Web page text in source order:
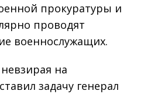
прокуратуры и
проводят
военнослужащих.
на
задачу генерал